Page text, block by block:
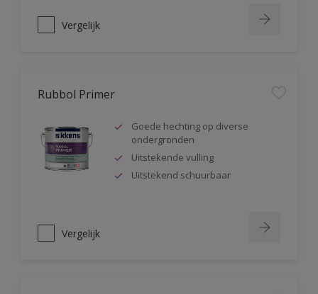
Vergelijk
Rubbol Primer
Goede hechting op diverse
ondergronden
Uitstekende vulling
Uitstekend schuurbaar
Vergelijk